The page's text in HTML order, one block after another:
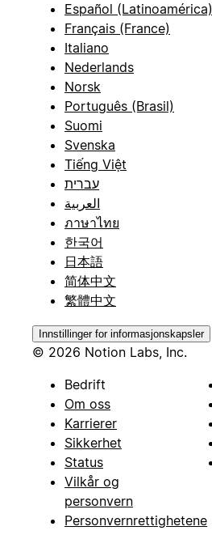
Español (Latinoamérica)
Français (France)
Italiano
Nederlands
Norsk
Português (Brasil)
Suomi
Svenska
Tiếng Việt
עברית
العربية
ภาษาไทย
한국어
日本語
简体中文
繁體中文
Innstillinger for informasjonskapsler
© 2026 Notion Labs, Inc.
Bedrift
Om oss
Karrierer
Sikkerhet
Status
Vilkår og
personvern
Personvernrettighetene